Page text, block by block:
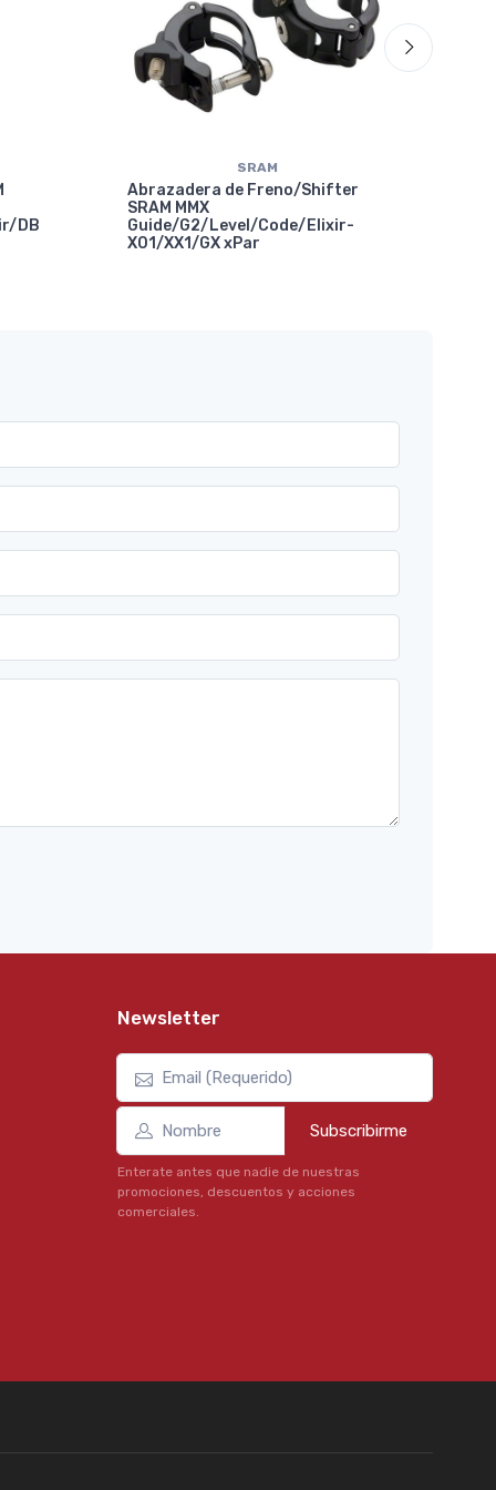
DB
SRAM
Abrazadera de Freno/Shifter
SRAM MMX
Guide/G2/Level/Code/Elixir-
X01/XX1/GX xPar
Newsletter
Subscribirme
Enterate antes que nadie de nuestras
promociones, descuentos y acciones
comerciales.